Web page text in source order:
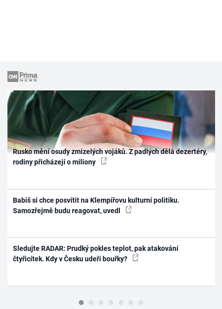
Rusko mění osudy zmizelých vojáků. Z padlých dělá dezertéry,
rodiny přicházejí o miliony
Babiš si chce posvítit na Klempířovu kulturní politiku.
Samozřejmě budu reagovat, uvedl
Sledujte RADAR: Prudký pokles teplot, pak atakování
čtyřicítek. Kdy v Česku udeří bouřky?